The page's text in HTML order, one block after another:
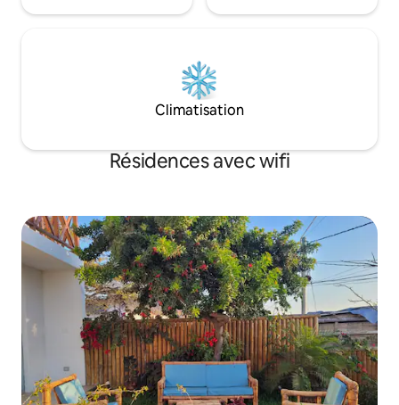
Climatisation
Résidences avec wifi